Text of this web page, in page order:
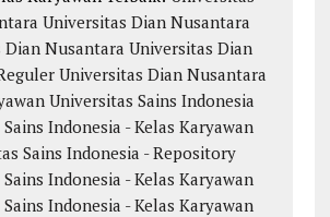
Universitas Dian Nusantara
Dian Nusantara Universitas Dian
Universitas Dian Nusantara
Universitas Sains Indonesia
Indonesia - Kelas Karyawan
Sains Indonesia - Repository
Indonesia - Kelas Karyawan
Indonesia - Kelas Karyawan